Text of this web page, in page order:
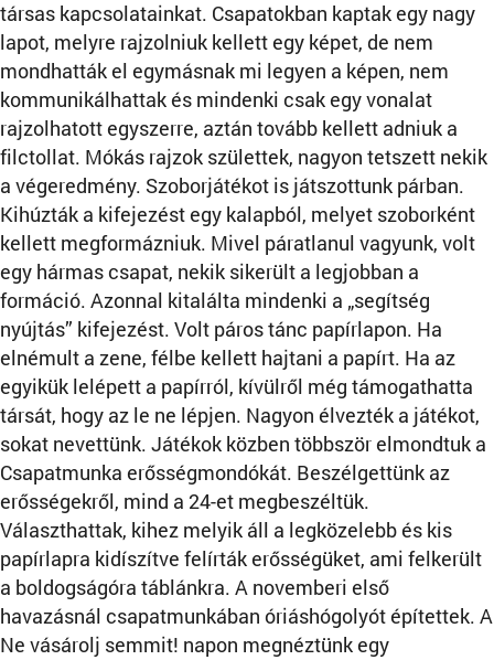
társas kapcsolatainkat. Csapatokban kaptak egy nagy
lapot, melyre rajzolniuk kellett egy képet, de nem
mondhatták el egymásnak mi legyen a képen, nem
kommunikálhattak és mindenki csak egy vonalat
rajzolhatott egyszerre, aztán tovább kellett adniuk a
filctollat. Mókás rajzok születtek, nagyon tetszett nekik
a végeredmény. Szoborjátékot is játszottunk párban.
Kihúzták a kifejezést egy kalapból, melyet szoborként
kellett megformázniuk. Mivel páratlanul vagyunk, volt
egy hármas csapat, nekik sikerült a legjobban a
formáció. Azonnal kitalálta mindenki a „segítség
nyújtás” kifejezést. Volt páros tánc papírlapon. Ha
elnémult a zene, félbe kellett hajtani a papírt. Ha az
egyikük lelépett a papírról, kívülről még támogathatta
társát, hogy az le ne lépjen. Nagyon élvezték a játékot,
sokat nevettünk. Játékok közben többször elmondtuk a
Csapatmunka erősségmondókát. Beszélgettünk az
erősségekről, mind a 24-et megbeszéltük.
Választhattak, kihez melyik áll a legközelebb és kis
papírlapra kidíszítve felírták erősségüket, ami felkerült
a boldogságóra táblánkra. A novemberi első
havazásnál csapatmunkában óriáshógolyót építettek. A
Ne vásárolj semmit! napon megnéztünk egy